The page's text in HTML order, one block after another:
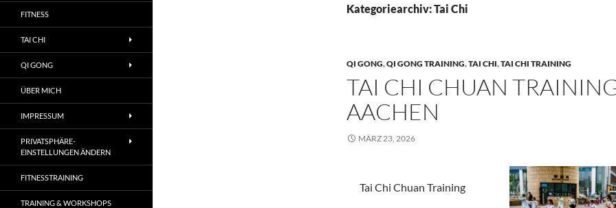
Kategoriearchiv: Tai Chi
QI GONG,QI GONG TRAINING,TAI CHI,TAI CHI TRAINING
TAI CHI CHUAN
AACHEN
MÄRZ 23, 2026
Tai Chi Chuan Training
FITNESS
TAI CHI
QI GONG
ÜBER MICH
IMPRESSUM
PRIVATSPHÄRE-
EINSTELLUNGEN ÄNDERN
FITNESSTRAINING
TRAINING & WORKSHOPS